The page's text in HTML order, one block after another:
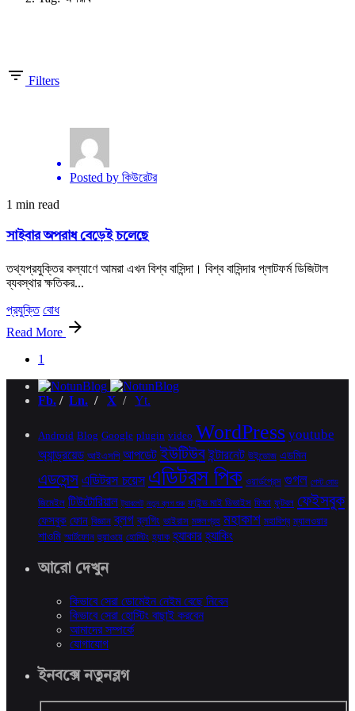
Filters
Posted by কিউরেটর
1 min read
সাইবার অপরাধ বেড়েই চলেছে
তথ্যপ্রযুক্তির কল্যাণে আমরা এখন বিশ্ব বাসিন্দা। বিশ্ব বাসিন্দার প্লাটফর্ম ডিজিটাল
ব্যবস্থার ক্ষতিকর...
প্রযুক্তি বোধ
Read More
1
Fb. / Ln. / X / Yt.
Android Blog Google plugin video WordPress youtube
অ্যান্ড্রয়েড আইএসপি আপডেট ইউটিউব ইন্টারনেট উইন্ডোজ এডমিন
এডসেন্স এডিটরস চয়েস এডিটরস পিক ওয়ার্ডপ্রেস গুগল গেস্ট মোড
জিমেইল টিউটোরিয়াল ট্যাবলেট নতুন ব্লগ শুরু ফাইন্ড মাই ডিভাইস ফিফা ফুটবল ফেইসবুক
ফেসবুক ফোন বিজ্ঞান ব্লগ ব্লগিং ভাইরাস মঙ্গলগ্রহ মহাকাশ মহাবিশ্ব ম্যালওয়ার
শাওমি স্মার্টফোন হুয়াওয়ে হোস্টিং হ্যাক হ্যাকার হ্যাকিং
আরো দেখুন
কিভাবে সেরা ডোমেইন নেইম বেছে নিবেন
কিভাবে সেরা হোস্টিং বাছাই করবেন
আমাদের সম্পর্কে
যোগাযোগ
ইনবক্সে নতুনব্লগ